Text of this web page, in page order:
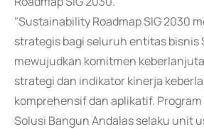
"Sustainability Roadmap SIG 2030
strategis bagi seluruh entitas bisnis
mewujudkan komitmen
strategi dan indikator kinerja
komprehensif dan aplikatif. Program
Solusi Bangun Andalas selaku unit